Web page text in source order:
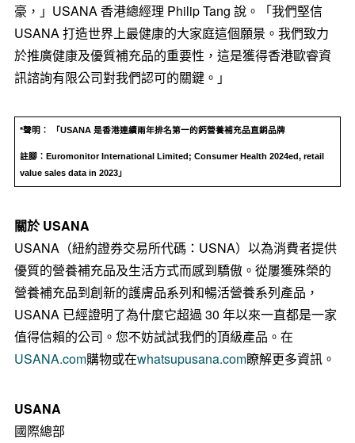
豪，」USANA 香港總經理 Philip Tang 說。「我們堅信
USANA 打造世界上最健康的大家庭這個願景。我們致力
於推廣健康及優質補充品的重要性，這是獲得香港歐睿資
訊諮詢有限公司對我們認可的關鍵。」
*聲明： 「USANA 是香港連續兩年排名第一的鈣營養補充品直銷品牌
註腳：Euromonitor International Limited; Consumer Health 2024ed, retail
value sales data in 2023」
關於 USANA
USANA（紐約證券交易所代碼：USNA）以為消費者提供
優質的營養補充品及生活方式而感到驕傲。從屢獲殊榮的
營養補充品到創新的護膚品系列和暢活營養系列產品，
USANA 已經證明了為什麼它超過 30 年以來一直都是一家
值得信賴的公司。您不妨試試我們的頂級產品。在
USANA.com購物或在whatsupusana.com瞭解更多資訊。
USANA
國際總部